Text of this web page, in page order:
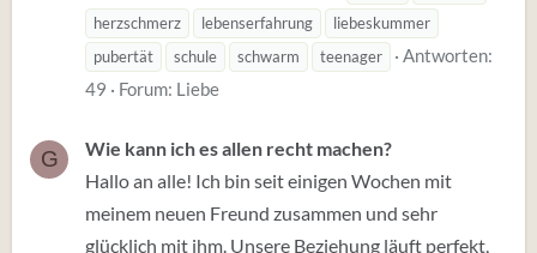
herzschmerz
lebenserfahrung
liebeskummer
pubertät
schule schwarm teenager
Antworten:
49
Forum: Liebe
G
Wie kann ich es allen recht machen?
Hallo an alle! Ich bin seit einigen Wochen mit
meinem neuen Freund zusammen und sehr
glücklich mit ihm. Unsere Beziehung läuft perfekt,